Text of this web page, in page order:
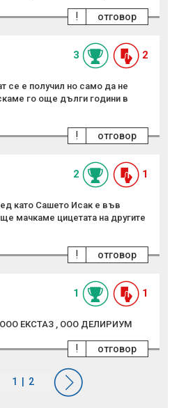
отговор
!
3 2
се е получил но само да не
го още дълги години в
отговор
!
2 1
като Сашето Исак е във
мачкаме цицетата на другите
отговор
!
1 1
ЕКСТАЗ , ООО ДЕЛИРИУМ
отговор
!